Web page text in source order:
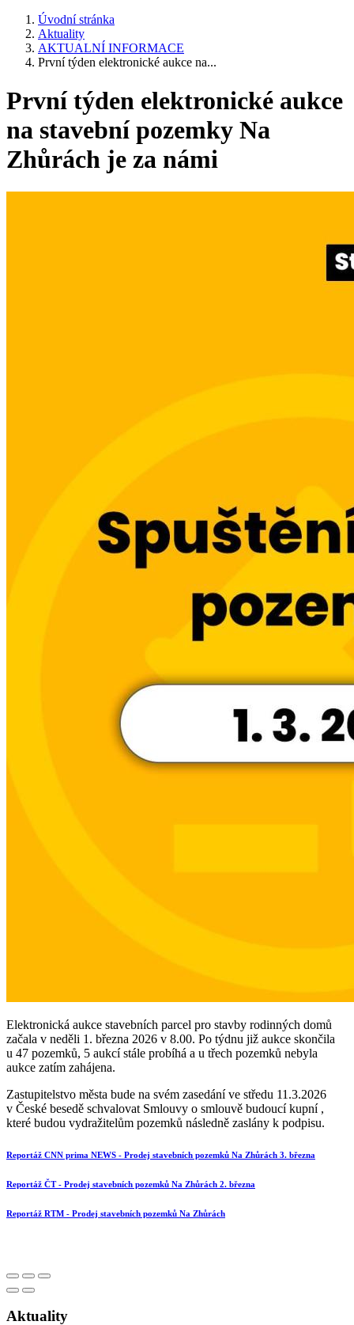
Úvodní stránka
Aktuality
AKTUALNÍ INFORMACE
První týden elektronické aukce na...
První týden elektronické aukce
na stavební pozemky Na
Zhůrách je za námi
Elektronická aukce stavebních parcel pro stavby rodinných domů
začala v neděli 1. března 2026 v 8.00. Po týdnu již aukce skončila
u 47 pozemků, 5 aukcí stále probíhá a u třech pozemků nebyla
aukce zatím zahájena.
Zastupitelstvo města bude na svém zasedání ve středu 11.3.2026
v České besedě schvalovat Smlouvy o smlouvě budoucí kupní ,
které budou vydražitelům pozemků následně zaslány k podpisu.
Reportáž CNN prima NEWS - Prodej stavebních pozemků Na Zhůrách 3. března
Reportáž ČT - Prodej stavebních pozemků Na Zhůrách 2. března
Reportáž RTM - Prodej stavebních pozemků Na Zhůrách
Aktuality